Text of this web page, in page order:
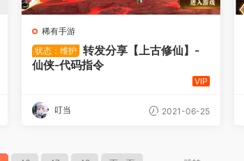
稀有手游
状态：维护 转发分享【上古修仙】-
仙侠-代码指令
VIP
叮当 2021-06-25